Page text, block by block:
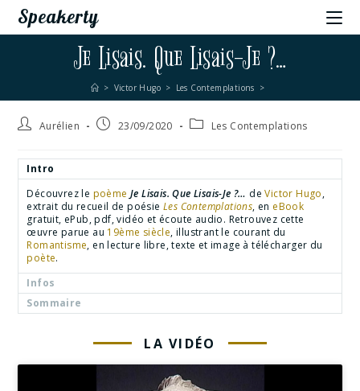
Speakerty
Je Lisais. Que Lisais-Je ?…
> Victor Hugo > Les Contemplations >
Aurélien 23/09/2020 Les Contemplations
Intro
Découvrez le poème Je Lisais. Que Lisais-Je ?… deVictor Hugo,
extrait du recueil de poésieLes Contemplations, en eBook
gratuit, ePub, pdf, vidéo et écoute audio. Retrouvez cette
œuvre parue au 19ème siècle, illustrant le courant du
Romantisme, en lecture libre, texte et image à télécharger du
poète.
Infos
Sommaire
LA VIDÉO